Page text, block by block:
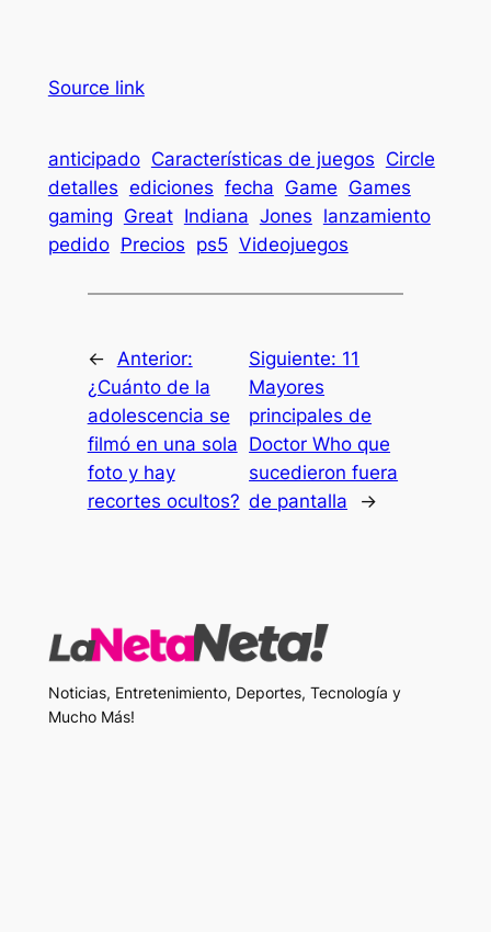
Source link
anticipado Características de juegos Circle
detalles ediciones fecha Game Games
gaming Great Indiana Jones lanzamiento
pedido Precios ps5 Videojuegos
← Anterior:
¿Cuánto de la
adolescencia se
filmó en una sola
foto y hay
recortes ocultos?
Siguiente: 11
Mayores
principales de
Doctor Who que
sucedieron fuera
de pantalla
→
Noticias, Entretenimiento, Deportes, Tecnología y
Mucho Más!